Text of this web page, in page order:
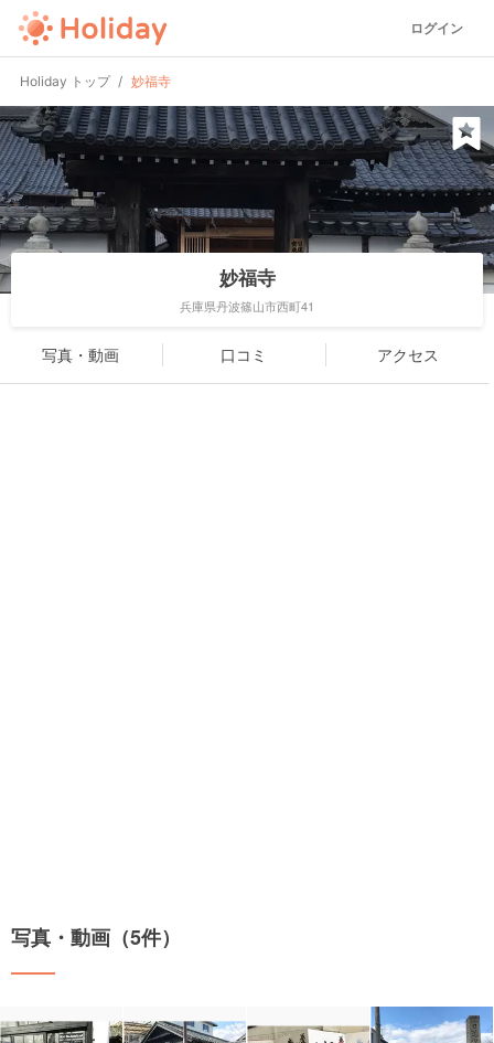
ログイン
Holiday トップ 妙福寺
妙福寺
兵庫県丹波篠山市西町41
写真・動画 口コミ アクセス
写真・動画（5件）